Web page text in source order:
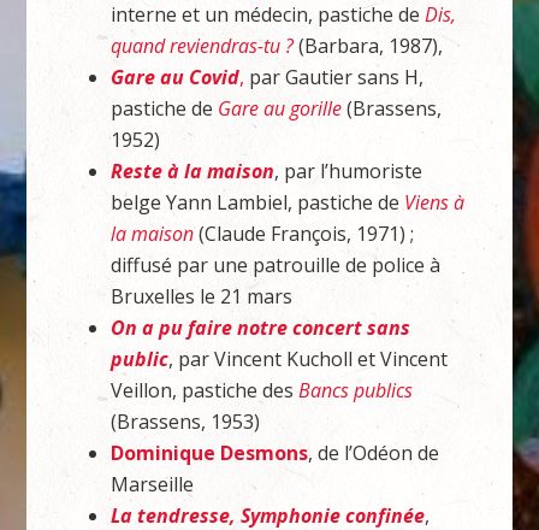
interne et un médecin, pastiche deDis,
quand reviendras-tu ?(Barbara, 1987),
Gare au Covid, par Gautier sans H,
pastiche de Gare au gorille(Brassens,
1952)
Reste à la maison, par l’humoriste
belge Yann Lambiel, pastiche de Viens à
la maison(Claude François, 1971) ;
diffusé par une patrouille de police à
Bruxelles le 21 mars
On a pu faire notre concert sans
public, par Vincent Kucholl et Vincent
Veillon, pastiche desBancs publics
(Brassens, 1953)
Dominique Desmons, de l’Odéon de
Marseille
La tendresse, Symphonie confinée,